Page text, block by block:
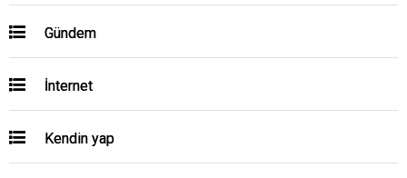
Gündem
İnternet
Kendin yap